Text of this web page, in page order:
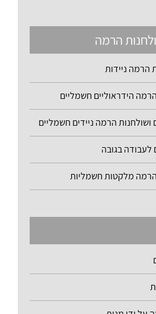
הרמה
הרמה ניידות
הידראוליים חשמליים
הרמה ניידים חשמליים
בגובה
מלקטות חשמליות